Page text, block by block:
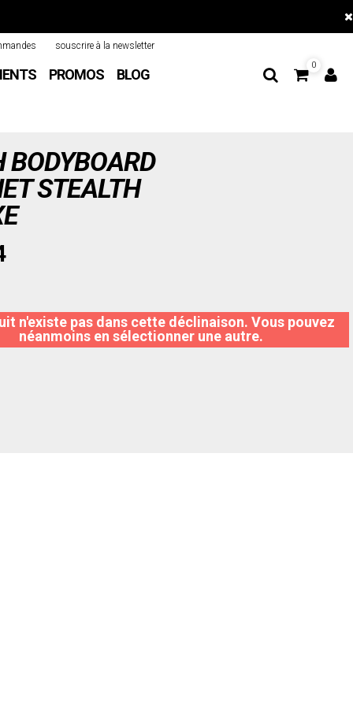
PROMOS BLOG
0
souscrire à la newsletter
BODYBOARD
STEALTH
n'existe pas dans cette déclinaison. Vous pouvez
néanmoins en sélectionner une autre.